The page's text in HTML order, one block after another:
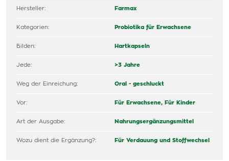
Hersteller: Farmax
Kategorien: Probiotika für Erwachsene
Bilden: Hartkapseln
Jede: >3 Jahre
Weg der Einreichung: Oral - geschluckt
Vor: Für Erwachsene, Für Kinder
Art der Ausgabe: Nahrungsergänzungsmittel
Wozu dient die Ergänzung?: Für Verdauung und Stoffwechsel